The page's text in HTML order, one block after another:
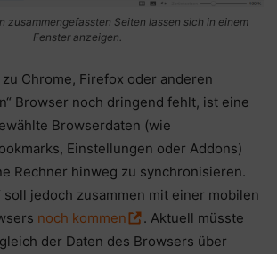
zusammengefassten Seiten lassen sich in einem
Fenster anzeigen.
Chrome, Firefox oder anderen
Browser noch dringend fehlt, ist eine
Browserdaten (wie
Einstellungen oder Addons)
Rechner hinweg zu synchronisieren.
soll jedoch zusammen mit einer mobilen
noch kommen
. Aktuell müsste
der Daten des Browsers über